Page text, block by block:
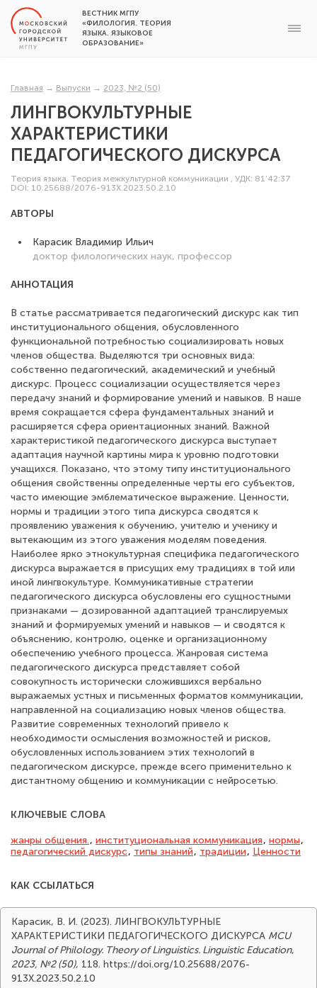
ВЕСТНИК МГПУ
«ФИЛОЛОГИЯ. ТЕОРИЯ
ЯЗЫКА. ЯЗЫКОВОЕ
ОБРАЗОВАНИЕ»
Главная → Выпуски → 2023, №2 (50)
ЛИНГВОКУЛЬТУРНЫЕ
ХАРАКТЕРИСТИКИ
ПЕДАГОГИЧЕСКОГО ДИСКУРСА
Теория языка. Теория межкультурной коммуникации , УДК: 81’42:37
DOI: 10.25688/2076-913X.2023.50.2.10
АВТОРЫ
Карасик Владимир Ильич
доктор филологических наук, профессор
АННОТАЦИЯ
В статье рассматривается педагогический дискурс как тип
институционального общения, обусловленного
функциональной потребностью социализировать новых
членов общества. Выделяются три основных вида:
собственно педагогический, академический и учебный
дискурс. Процесс социализации осуществляется через
передачу знаний и формирование умений и навыков. В наше
время сокращается сфера фундаментальных знаний и
расширяется сфера ориентационных знаний. Важной
характеристикой педагогического дискурса выступает
адаптация научной картины мира к уровню подготовки
учащихся. Показано, что этому типу институционального
общения свойственны определенные черты его субъектов,
часто имеющие эмблематическое выражение. Ценности,
нормы и традиции этого типа дискурса сводятся к
проявлению уважения к обучению, учителю и ученику и
вытекающим из этого уважения моделям поведения.
Наиболее ярко этнокультурная специфика педагогического
дискурса выражается в присущих ему традициях в той или
иной лингвокультуре. Коммуникативные стратегии
педагогического дискурса обусловлены его сущностными
признаками — дозированной адаптацией транслируемых
знаний и формируемых умений и навыков — и сводятся к
объяснению, контролю, оценке и организационному
обеспечению учебного процесса. Жанровая система
педагогического дискурса представляет собой
совокупность исторически сложившихся вербально
выражаемых устных и письменных форматов коммуникации,
направленной на социализацию новых членов общества.
Развитие современных технологий привело к
необходимости осмысления возможностей и рисков,
обусловленных использованием этих технологий в
педагогическом дискурсе, прежде всего применительно к
дистантному общению и коммуникации с нейросетью.
КЛЮЧЕВЫЕ СЛОВА
жанры общения., институциональная коммуникация, нормы,
педагогический дискурс, типы знаний, традиции, Ценности
КАК ССЫЛАТЬСЯ
Карасик, В. И. (2023). ЛИНГВОКУЛЬТУРНЫЕ
ХАРАКТЕРИСТИКИ ПЕДАГОГИЧЕСКОГО ДИСКУРСА MCU
Journal of Philology. Theory of Linguistics. Linguistic Education,
2023, №2 (50), 118. https://doi.org/10.25688/2076-
913X.2023.50.2.10